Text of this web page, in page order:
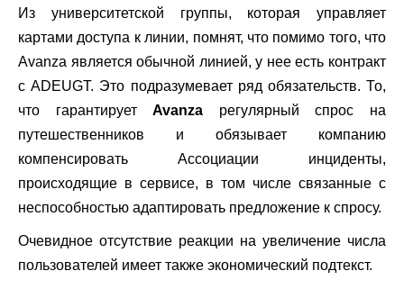
Из университетской группы, которая управляет
картами доступа к линии, помнят, что помимо того, что
Avanza является обычной линией, у нее есть контракт
с ADEUGT. Это подразумевает ряд обязательств. То,
что гарантируетAvanza регулярный спрос на
путешественников и обязывает компанию
компенсировать Ассоциации инциденты,
происходящие в сервисе, в том числе связанные с
неспособностью адаптировать предложение к спросу.
Очевидное отсутствие реакции на увеличение числа
пользователей имеет также экономический подтекст.